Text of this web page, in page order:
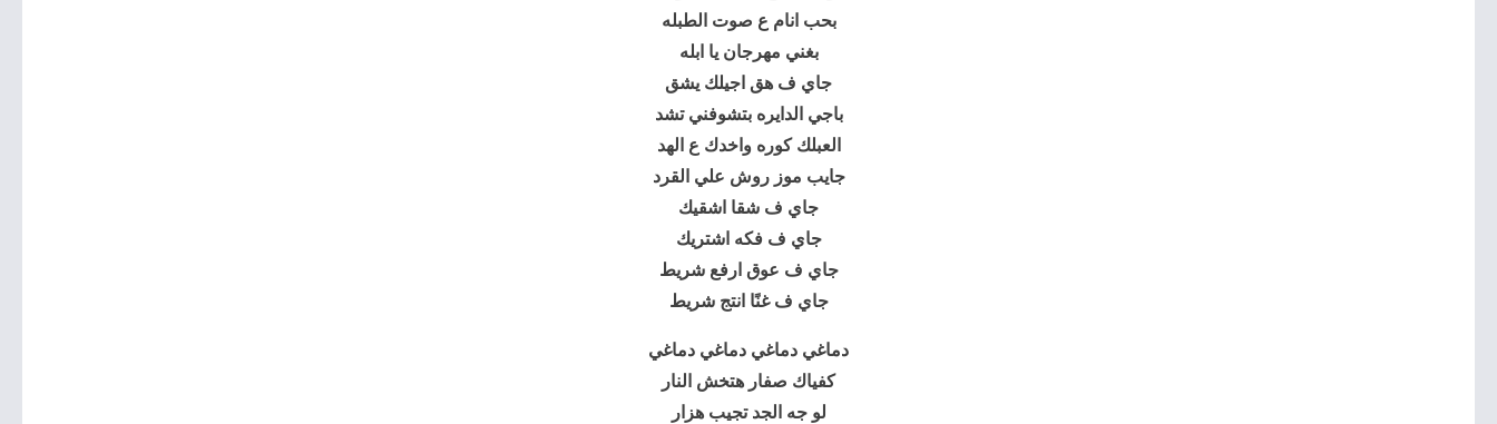
بحب انام ع صوت الطبله
بغني مهرجان يا ابله
جاي ف هق اجيلك يشق
باجي الدايره بتشوفني تشد
العبلك كوره واخدك ع الهد
جايب موز روش علي القرد
جاي ف شقا اشقيك
جاي ف فكه اشتريك
جاي ف عوق ارفع شريط
جاي ف غنًا انتج شريط
دماغي دماغي دماغي دماغي
كفياك صفار هتخش النار
لو جه الجد تجيب هزار